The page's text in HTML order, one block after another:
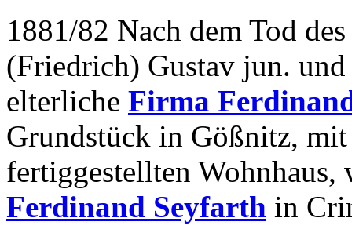
1881/82 Nach dem Tod
(Friedrich) Gustav jun.
elterliche Firma
Grundstück in Gößnitz,
fertiggestellten
Ferdinand Seyfarth in